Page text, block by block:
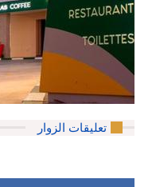
تعليقات الزوار